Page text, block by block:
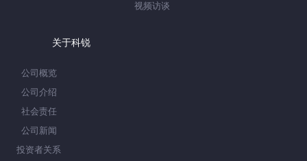
视频访谈
关于科锐
公司概览
公司介绍
社会责任
公司新闻
投资者关系